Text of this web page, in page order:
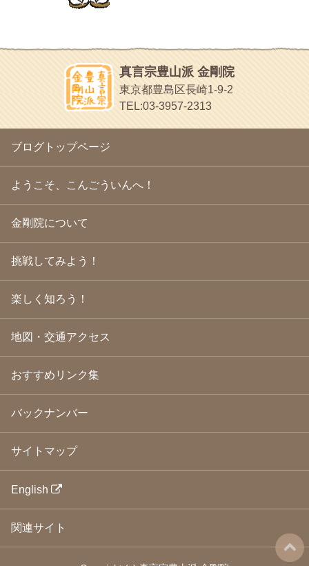
(16)
2010年6月(18)
2010年5月(22)
2010年4月(25)
2010年3月
(22)
2010年2月(23)
2010年1月(23)
(18)
2009年11月
(20)
2009年10月(20)
2009年9月 (20)
2009年6月(22)
2009年5月(20)
2009年4月
(24)
2009年3月(21)
2009年2月(19)
2009年1月(25)
2008年10月
(31)
2008年9月(24)
2008年8月(24)
2008年5月(21)
(24)
2008年2月 (21)
2008年1月(23)
2007年12月
2007年9月
2007年8月(26)
ほうげん日記
放言じゃなくて和尚さんの名前だよ
面白いサイトみつけたよ。
ヘェ～という感じ
chocolab.Air♪DIALY
ラブラドールのワンちゃんがかわいいよ
真言宗豊山派 金剛院
東京都豊島区長崎1-9-2
TEL:03-3957-2313
ブログトップページ
ようこそ、こんごういんへ！
金剛院について
挑戦してみよう！
楽しく知ろう！
地図・交通アクセス
おすすめリンク集
バックナンバー
サイトマップ
English
関連サイト